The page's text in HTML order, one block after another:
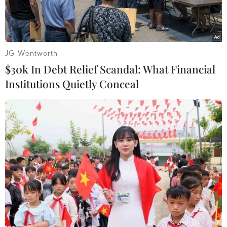
Một đoạn tuyến cao tốc Bắc-Nam 4 làn xe hạn chế được đưa
vào vận hành, khai thác. (Ảnh: Việt Hùng/Vietnam+)
Các đoạn tuyến cao tốc Bắc-Nam phía Đông sẽ
được mở rộng và sắp xếp thứ tự ưu tiên theo
nguyên tắc nhu cầu vận tải, khả năng cân đối
JG Wentworth
$30k In Debt Relief Scandal: What Financial
Institutions Quietly Conceal